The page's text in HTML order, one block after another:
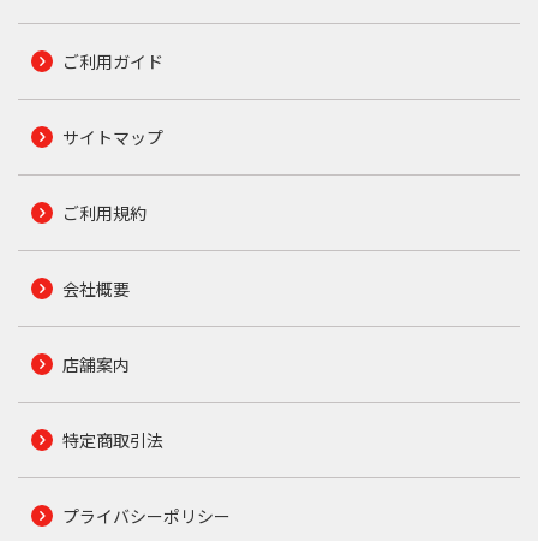
ご利用ガイド
サイトマップ
ご利用規約
会社概要
店舗案内
特定商取引法
プライバシーポリシー